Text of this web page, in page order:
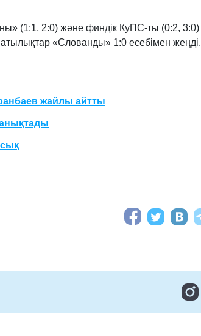
(1:1, 2:0) және финдік КуПС-ты (0:2, 3:0)
«Слованды» 1:0 есебімен жеңді.
жайлы айтты